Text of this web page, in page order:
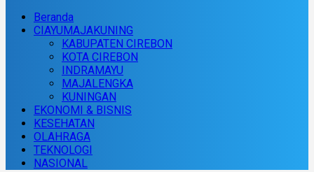
Beranda
CIAYUMAJAKUNING
KABUPATEN CIREBON
KOTA CIREBON
INDRAMAYU
MAJALENGKA
KUNINGAN
EKONOMI & BISNIS
KESEHATAN
OLAHRAGA
TEKNOLOGI
NASIONAL